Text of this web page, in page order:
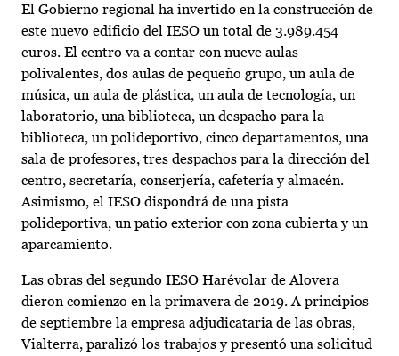
El Gobierno regional ha invertido en la construcción de
este nuevo edificio del IESO un total de 3.989.454
euros. El centro va a contar con nueve aulas
polivalentes, dos aulas de pequeño grupo, un aula de
música, un aula de plástica, un aula de tecnología, un
laboratorio, una biblioteca, un despacho para la
biblioteca, un polideportivo, cinco departamentos, una
sala de profesores, tres despachos para la dirección del
centro, secretaría, conserjería, cafetería y almacén.
Asimismo, el IESO dispondrá de una pista
polideportiva, un patio exterior con zona cubierta y un
aparcamiento.
Las obras del segundo IESO Harévolar de Alovera
dieron comienzo en la primavera de 2019. A principios
de septiembre la empresa adjudicataria de las obras,
Vialterra, paralizó los trabajos y presentó una solicitud